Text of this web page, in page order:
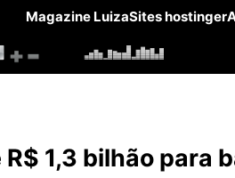
Magazine LuizaSites hostinger
1,3 bilhão para